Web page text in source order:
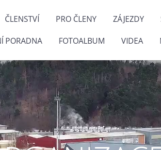
ČLENSTVÍ PRO ČLENY ZÁJEZDY
PORADNA FOTOALBUM VIDEA